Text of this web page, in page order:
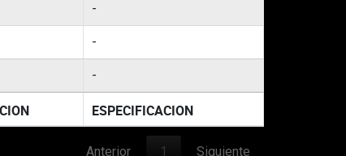
-
-
-
ESPECIFICACION
Anterior 1 Siguiente